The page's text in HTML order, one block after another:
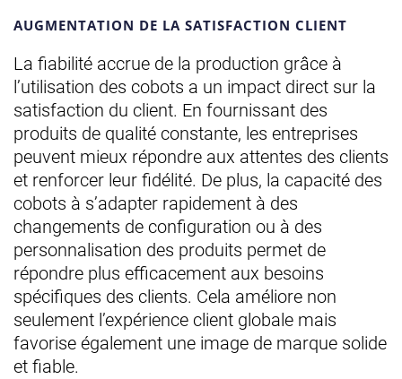
AUGMENTATION DE LA SATISFACTION CLIENT
La fiabilité accrue de la production grâce à
l’utilisation des cobots a un impact direct sur la
satisfaction du client. En fournissant des
produits de qualité constante, les entreprises
peuvent mieux répondre aux attentes des clients
et renforcer leur fidélité. De plus, la capacité des
cobots à s’adapter rapidement à des
changements de configuration ou à des
personnalisation des produits permet de
répondre plus efficacement aux besoins
spécifiques des clients. Cela améliore non
seulement l’expérience client globale mais
favorise également une image de marque solide
et fiable.